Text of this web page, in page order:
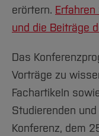
erörtern.
und die Beiträge
Das
Vorträge zu
Fachartikeln
Studierenden
Konferenz, dem